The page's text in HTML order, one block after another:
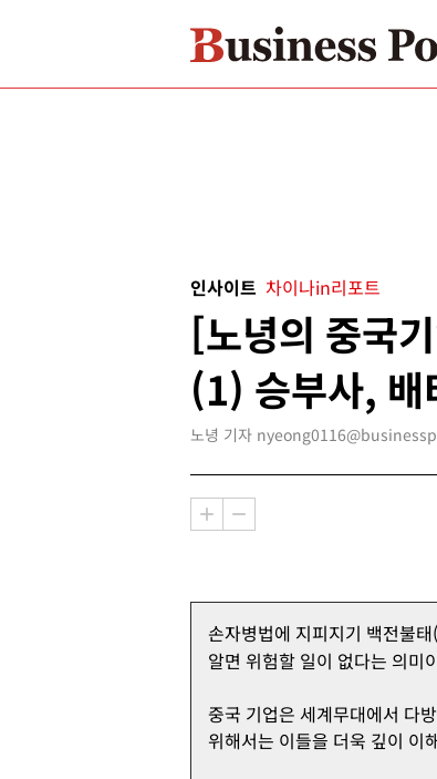
인사이트 차이나in리포트
[노녕의 중국
(1) 승부사, 배
노녕 기자
손자병법에 지피지기 백전불
알면 위험할 일이 없다는 의미
중국 기업은 세계무대에서 다
위해서는 이들을 더욱 깊이 이